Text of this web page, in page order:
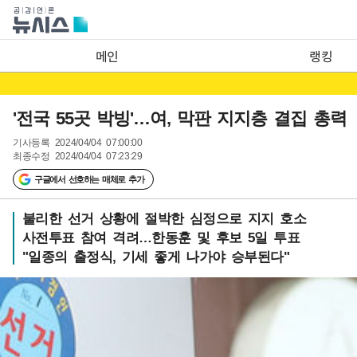
메인 랭킹
'전국 55곳 박빙'…여, 막판 지지층 결집 총력
기사등록 2024/04/04 07:00:00
최종수정 2024/04/04 07:23:29
구글에서 선호하는 매체로 추가
불리한 선거 상황에 절박한 심정으로 지지 호소
사전투표 참여 격려…한동훈 및 후보 5일 투표
"일종의 출정식, 기세 좋게 나가야 승부된다"